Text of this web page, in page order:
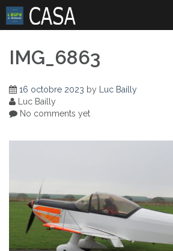
Skip
content
IMG_6863
16 octobre 2023 by Luc Bailly
Luc Bailly
No comments yet